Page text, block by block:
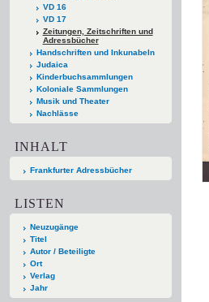
VD 16
VD 17
Zeitungen, Zeitschriften und
Adressbücher
Handschriften und Inkunabeln
Judaica
Kinderbuchsammlungen
Koloniale Sammlungen
Musik und Theater
Nachlässe
INHALT
Frankfurter Adressbücher
LISTEN
Neuzugänge
Titel
Autor / Beteiligte
Ort
Verlag
Jahr